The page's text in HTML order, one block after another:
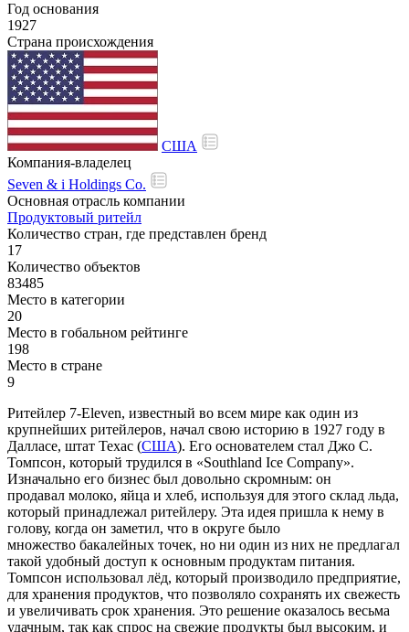
Год основания
1927
Страна происхождения
США
Компания-владелец
Seven & i Holdings Co.
Основная отрасль компании
Продуктовый ритейл
Количество стран, где представлен бренд
17
Количество объектов
83485
Место в категории
20
Место в гобальном рейтинге
198
Место в стране
9
Ритейлер 7-Eleven, известный во всем мире как один из
крупнейших ритейлеров, начал свою историю в 1927 году в
Далласе, штат Техас (США). Его основателем стал Джо С.
Томпсон, который трудился в «Southland Ice Company».
Изначально его бизнес был довольно скромным: он
продавал молоко, яйца и хлеб, используя для этого склад льда,
который принадлежал ритейлеру. Эта идея пришла к нему в
голову, когда он заметил, что в округе было
множество бакалейных точек, но ни один из них не предлагал
такой удобный доступ к основным продуктам питания.
Томпсон использовал лёд, который производило предприятие,
для хранения продуктов, что позволяло сохранять их свежесть
и увеличивать срок хранения. Это решение оказалось весьма
удачным, так как спрос на свежие продукты был высоким, и